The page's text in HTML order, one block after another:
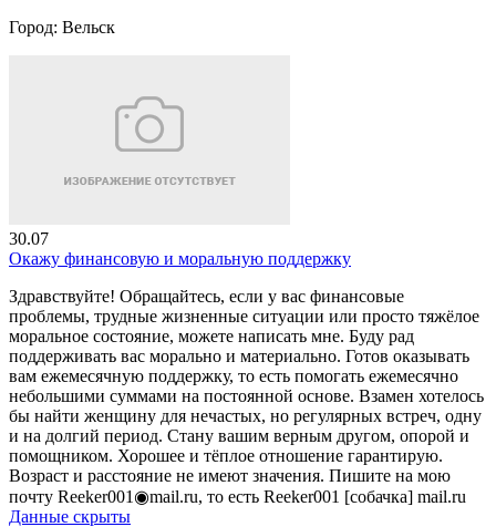
Город: Вельск
30.07
Окажу финансовую и моральную поддержку
Здравствуйте! Обращайтесь, если у вас финансовые
проблемы, трудные жизненные ситуации или просто тяжёлое
моральное состояние, можете написать мне. Буду рад
поддерживать вас морально и материально. Готов оказывать
вам ежемесячную поддержку, то есть помогать ежемесячно
небольшими суммами на постоянной основе. Взамен хотелось
бы найти женщину для нечастых, но регулярных встреч, одну
и на долгий период. Стану вашим верным другом, опорой и
помощником. Хорошее и тёплое отношение гарантирую.
Возраст и расстояние не имеют значения. Пишите на мою
почту Reeker001◉mail.ru, то есть Reeker001 [собачка] mail.ru
Данные скрыты